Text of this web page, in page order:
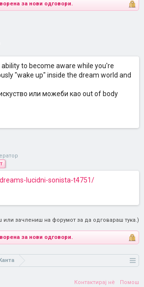
за нови одговори.
ability to become aware while you're
"wake up" inside the dream world and
или можеби као out of body
lucidni-sonista-t4751/
зачлениш на форумот за да одговараш тука.)
за нови одговори.
Контактирај нè Помош